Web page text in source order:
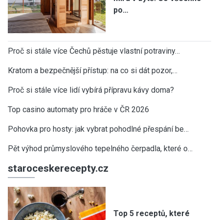
po…
Proč si stále více Čechů pěstuje vlastní potraviny…
Kratom a bezpečnější přístup: na co si dát pozor,…
Proč si stále více lidí vybírá přípravu kávy doma?
Top casino automaty pro hráče v ČR 2026
Pohovka pro hosty: jak vybrat pohodlné přespání be…
Pět výhod průmyslového tepelného čerpadla, které o…
staroceskerecepty.cz
Top 5 receptů, které